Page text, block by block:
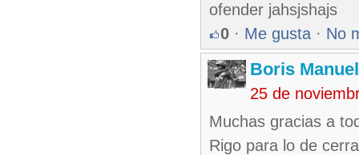
ofender jahsjshajs
0 · Me gusta · No
Boris
25 de
Muchas gracias a
Rigo para lo de